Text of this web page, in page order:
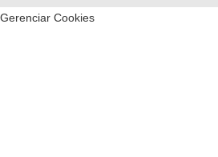
Gerenciar Cookies